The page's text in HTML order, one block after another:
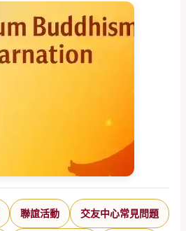
聯誼活動 交友中心常見問題